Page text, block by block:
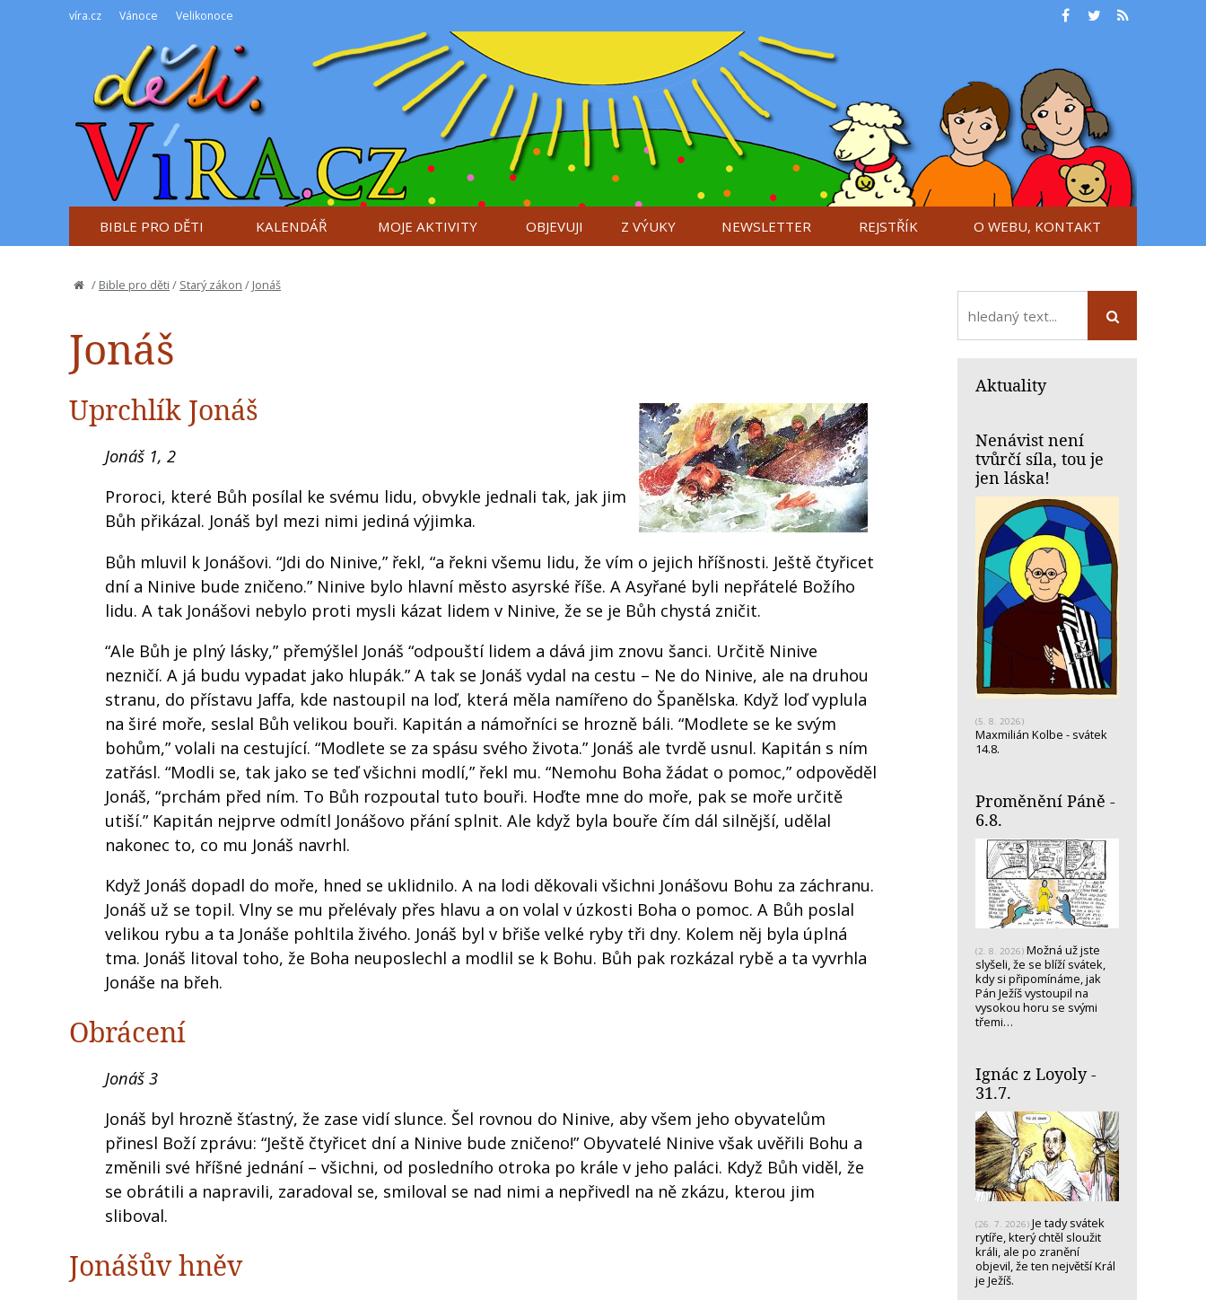
víra.cz Vánoce Velikonoce
BIBLE PRO DĚTI KALENDÁŘ MOJE AKTIVITY OBJEVUJI Z VÝUKY NEWSLETTER REJSTŘÍK O WEBU, KONTAKT
/ Bible pro děti / Starý zákon / Jonáš
Jonáš
Uprchlík Jonáš
Jonáš 1, 2
Proroci, které Bůh posílal ke svému lidu, obvykle jednali tak, jak jim
Bůh přikázal. Jonáš byl mezi nimi jediná výjimka.
Bůh mluvil k Jonášovi. “Jdi do Ninive,” řekl, “a řekni všemu lidu, že vím o jejich hříšnosti. Ještě čtyřicet
dní a Ninive bude zničeno.” Ninive bylo hlavní město asyrské říše. A Asyřané byli nepřátelé Božího
lidu. A tak Jonášovi nebylo proti mysli kázat lidem v Ninive, že se je Bůh chystá zničit.
“Ale Bůh je plný lásky,” přemýšlel Jonáš “odpouští lidem a dává jim znovu šanci. Určitě Ninive
nezničí. A já budu vypadat jako hlupák.” A tak se Jonáš vydal na cestu – Ne do Ninive, ale na druhou
stranu, do přístavu Jaffa, kde nastoupil na loď, která měla namířeno do Španělska. Když loď vyplula
na širé moře, seslal Bůh velikou bouři. Kapitán a námořníci se hrozně báli. “Modlete se ke svým
bohům,” volali na cestující. “Modlete se za spásu svého života.” Jonáš ale tvrdě usnul. Kapitán s ním
zatřásl. “Modli se, tak jako se teď všichni modlí,” řekl mu. “Nemohu Boha žádat o pomoc,” odpověděl
Jonáš, “prchám před ním. To Bůh rozpoutal tuto bouři. Hoďte mne do moře, pak se moře určitě
utiší.” Kapitán nejprve odmítl Jonášovo přání splnit. Ale když byla bouře čím dál silnější, udělal
nakonec to, co mu Jonáš navrhl.
Když Jonáš dopadl do moře, hned se uklidnilo. A na lodi děkovali všichni Jonášovu Bohu za záchranu.
Jonáš už se topil. Vlny se mu přelévaly přes hlavu a on volal v úzkosti Boha o pomoc. A Bůh poslal
velikou rybu a ta Jonáše pohltila živého. Jonáš byl v břiše velké ryby tři dny. Kolem něj byla úplná
tma. Jonáš litoval toho, že Boha neuposlechl a modlil se k Bohu. Bůh pak rozkázal rybě a ta vyvrhla
Jonáše na břeh.
Obrácení
Jonáš 3
Jonáš byl hrozně šťastný, že zase vidí slunce. Šel rovnou do Ninive, aby všem jeho obyvatelům
přinesl Boží zprávu: “Ještě čtyřicet dní a Ninive bude zničeno!” Obyvatelé Ninive však uvěřili Bohu a
změnili své hříšné jednání – všichni, od posledního otroka po krále v jeho paláci. Když Bůh viděl, že
se obrátili a napravili, zaradoval se, smiloval se nad nimi a nepřivedl na ně zkázu, kterou jim
sliboval.
Jonášův hněv
Aktuality
Nenávist není
tvůrčí síla, tou je
jen láska!
(5. 8. 2026)
Maxmilián Kolbe - svátek
14.8.
Proměnění Páně -
6.8.
(2. 8. 2026) Možná už jste
slyšeli, že se blíží svátek,
kdy si připomínáme, jak
Pán Ježíš vystoupil na
vysokou horu se svými
třemi…
Ignác z Loyoly -
31.7.
(26. 7. 2026) Je tady svátek
rytíře, který chtěl sloužit
králi, ale po zranění
objevil, že ten největší Král
je Ježíš.